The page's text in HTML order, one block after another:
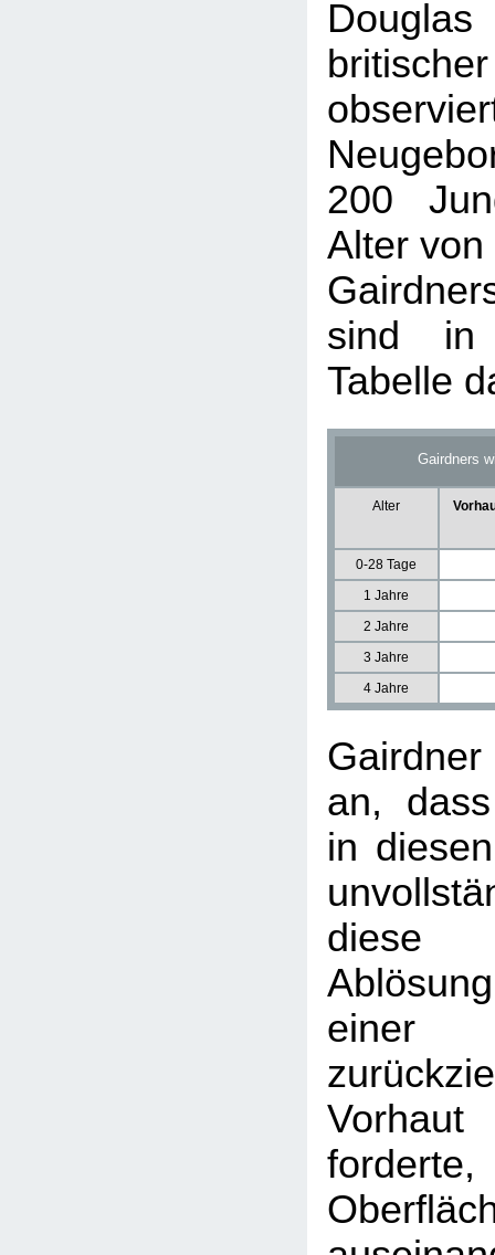
200
Alter
sind in
Tabelle
Gairdners
Alter
0-28 Tage
1 Jahre
2 Jahre
3 Jahre
4 Jahre
an,
in
diese